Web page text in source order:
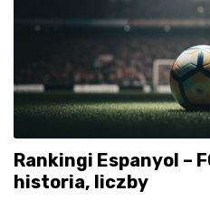
Rankingi Espanyol –
historia, liczby